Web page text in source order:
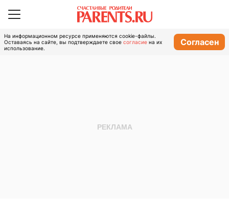
На информационном ресурсе применяются cookie-файлы.
Оставаясь на сайте, вы подтверждаете свое согласие на их
использование.
Согласен